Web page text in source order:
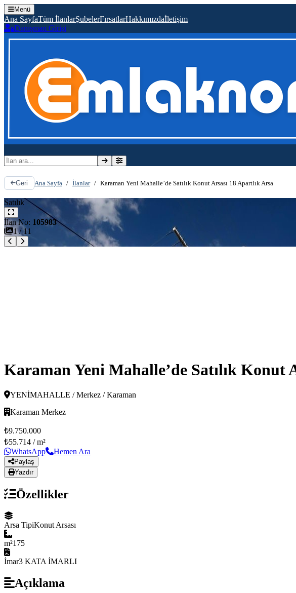
Menü
Ana SayfaTüm İlanlarŞubelerFırsatlarHakkımızdaİletişim
Danışman Girişi
İlan ara
Geri Ana Sayfa / İlanlar / Karaman Yeni Mahalle’de Satılık Konut Arsası 18 Apartlık Arsa
Satılık
İlan No: 105983
1/ 11
Karaman Yeni Mahalle’de Satılık Konut
YENİMAHALLE / Merkez / Karaman
Karaman Merkez
₺9.750.000
₺55.714 / m²
WhatsApp
Hemen Ara
Paylaş
Yazdır
Özellikler
Arsa TipiKonut Arsası
m²175
İmar3 KATA İMARLI
Açıklama